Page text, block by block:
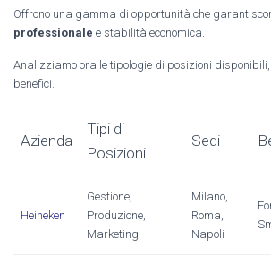
Offrono una gamma di opportunità che
professionale e stabilità economica.
Analizziamo ora le tipologie di posizioni
benefici.
Azienda
Tipi di
Posizioni
Sedi
Heineken
Gestione,
Produzione,
Marketing
Milano,
Roma,
Napoli